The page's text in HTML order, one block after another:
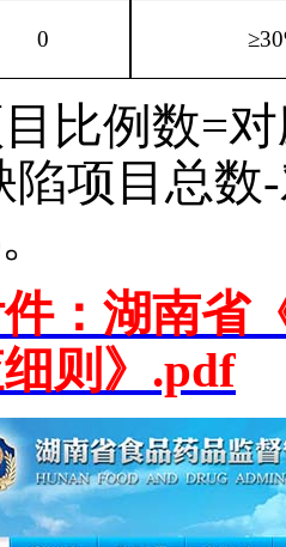
0
比例数=
陷项目总数
：湖南省
则》.pdf